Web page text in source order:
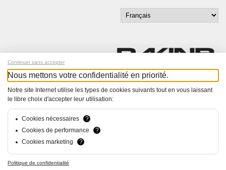
© Bucher+Walt 2011-2026
Tous droits réservés - Informations non contractuelles
hsolutions.ch
Continuer sans accepter
Nous mettons votre confidentialité en priorité.
Notre site Internet utilise les types de cookies suivants tout en vous laissant
le libre choix d'accepter leur utilisation:
Cookies nécessaires
?
Cookies de performance
?
Cookies marketing
?
Politique de confidentialité